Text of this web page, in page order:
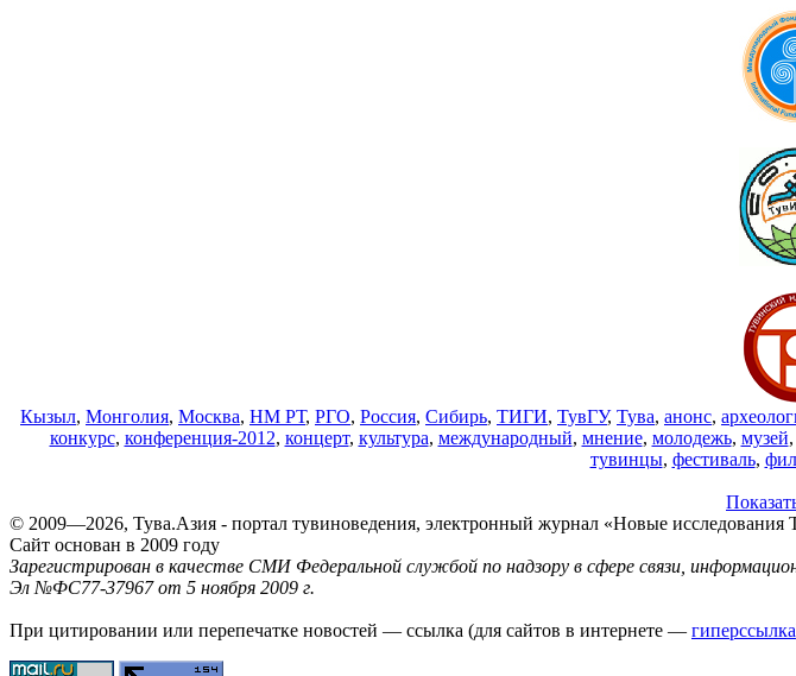
Кызыл, Монголия, Москва, НМ РТ, РГО, Россия, Сибирь, ТИГИ, ТувГУ, Тува, анонс,
конкурс, конференция-2012, концерт, культура, международный, мнение, молодежь, музей,
тувинцы, фестиваль,
© 2009—2026, Тува.Азия - портал тувиноведения, электронный журнал «Новые
Сайт основан в 2009 году
Зарегистрирован в качестве СМИ Федеральной службой по надзору в сфере связи,
Эл №ФС77-37967 от 5 ноября 2009 г.
При цитировании или перепечатке новостей — ссылка (для сайтов в интернете — гиперссылка